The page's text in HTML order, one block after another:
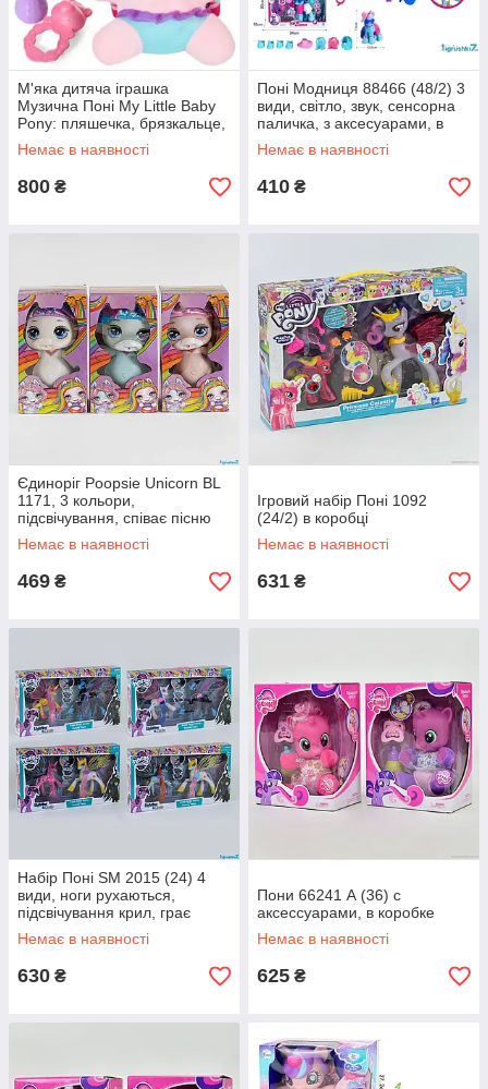
М'яка дитяча іграшка
Музична Поні My Little Baby
Pony: пляшечка, брязкальце,
пісня англійською мовою
Немає в наявності
800 ₴
Поні Модниця 88466 (48/2) 3
види, світло, звук, сенсорна
паличка, з аксесуарами, в
коробці
Немає в наявності
410 ₴
Єдиноріг Poopsie Unicorn BL
1171, 3 кольори,
підсвічування, співає пісню
англ. мовою, в коробці
Немає в наявності
469 ₴
Ігровий набір Поні 1092
(24/2) в коробці
Немає в наявності
631 ₴
Набір Поні SM 2015 (24) 4
види, ноги рухаються,
підсвічування крил, грає
мелодія, 2шт в коробці
Немає в наявності
630 ₴
Пони 66241 А (36) с
аксессуарами, в коробке
Немає в наявності
625 ₴